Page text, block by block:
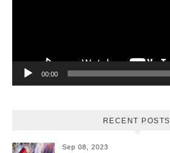
00:00
RECENT POSTS
Sep 08, 2023